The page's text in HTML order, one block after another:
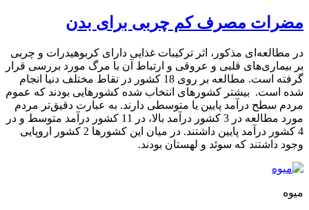
مضرات مصرف کم چربی برای بدن
در مطالعه‌ای مذکور، اثر ترکیبات غذایی دارای کربوهیدرات و چربی
بر بیماری‌های قلبی و عروقی و ارتباط آن با مرگ مورد بررسی قرار
گرفته است. مطالعه بر روی 18 کشور در نقاط مختلف دنیا انجام
شده است. بیشتر کشورهای انتخاب شده کشورهایی بودند که عموم
مردم سطح درآمد پایین یا متوسطی دارند. به عبارت دقیق‌تر مردم
مورد مطالعه در 3 کشور درآمد بالا، در 11 کشور درآمد متوسط و در
4 کشور درآمد پایین داشتند. در میان این کشورها 2 کشور اروپایی
وجود داشتند که سوئد و لهستان بودند.
میوه